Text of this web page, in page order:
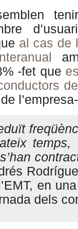
al cas de
-fet que
temps,
en
dels